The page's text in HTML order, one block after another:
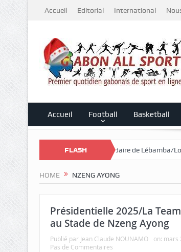
Accueil Editorial International
Accueil Football Basketball
FLASH
Mali Cross Solidaire de Lébamba/Lowa
HOME NZENG AYONG
Présidentielle 2025/La
au Stade de Nzeng Ayong
Publié par Jean Claude NOUNAMO on: mars
Pas de Commentaires